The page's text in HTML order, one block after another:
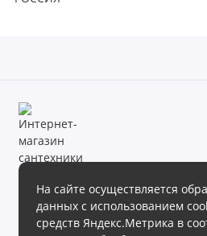
На сайте осуществляется
данных с использованием
средств Яндекс.Метрика в
Магазин сантехники «Теплое море»
клиентам обширный ассортимент